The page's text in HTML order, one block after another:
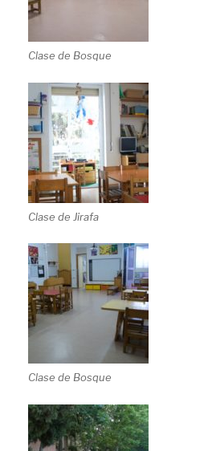
Clase de Bosque
Clase de Jirafa
Clase de Bosque